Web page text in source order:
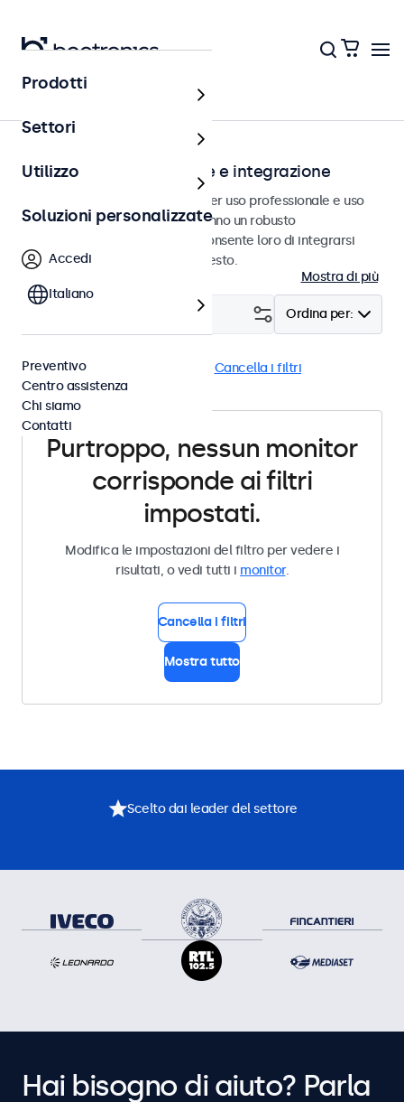
Home
Monitor per installazione e integrazione
Monitor ad incasso progettati per uso professionale e uso
continuativo. Questi monitor hanno un robusto
alloggiamento in metallo che consente loro di integrarsi
perfettamente in qualsiasi contesto.
Mostra di più
Ordina per:
Incasso Antipolvere (IP65) Cancella i filtri
Purtroppo, nessun monitor
corrisponde ai filtri
impostati.
Modifica le impostazioni del filtro per vedere i
risultati, o vedi tutti i monitor.
Cancella i filtri
Mostra tutto
Prodotti
Settori
Utilizzo
Soluzioni personalizzate
Accedi
Italiano
Preventivo
Centro assistenza
Chi siamo
Contatti
Scelto dai leader del settore
Hai bisogno di aiuto? Parla